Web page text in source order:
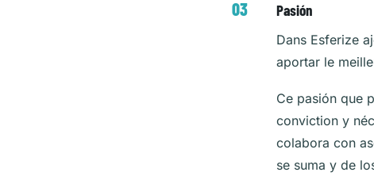
Pasión
Dans Esferize
aportar le
Ce pasión que
conviction y
colabora con
se suma y de